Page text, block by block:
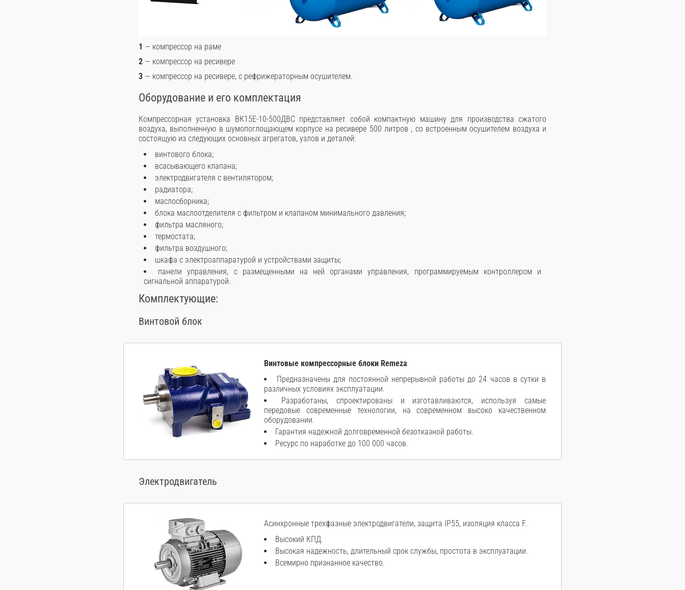
1 — компрессор на раме
2 — компрессор на ресивере
3 — компрессор на ресивере, с рефрижераторным осушителем.
Оборудование и его комплектация
Компрессорная установка ВК15Е-10-500ДВС представляет собой компактную машину для производства сжатого
воздуха, выполненную в шумопоглощающем корпусе на ресивере 500 литров , со встроенным осушителем воздуха и
состоящую из следующих основных агрегатов, узлов и деталей:
винтового блока;
всасывающего клапана;
электродвигателя с вентилятором;
радиатора;
маслосборника;
блока маслоотделителя с фильтром и клапаном минимального давления;
фильтра масляного;
термостата;
фильтра воздушного;
шкафа с электроаппаратурой и устройствами защиты;
панели управления, с размещенными на ней органами управления, программируемым контроллером и
сигнальной аппаратурой.
Комплектующие:
Винтовой блок
Винтовые компрессорные блоки Remeza
Предназначены для постоянной непрерывной работы до 24 часов в сутки в
различных условиях эксплуатации.
Разработаны, спроектированы и изготавливаются, используя самые
передовые современные технологии, на современном высоко качественном
оборудовании.
Гарантия надежной долговременной безотказной работы.
Ресурс по наработке до 100 000 часов.
Электродвигатель
Асинхронные трехфазные электродвигатели, защита IP55, изоляция класса F.
Высокий КПД.
Высокая надежность, длительный срок службы, простота в эксплуатации.
Всемирно признанное качество.